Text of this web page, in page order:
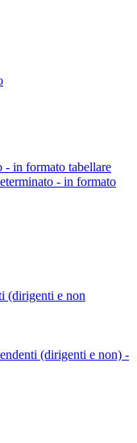
- in formato tabellare
- in formato
(dirigenti e non
(dirigenti e non) -